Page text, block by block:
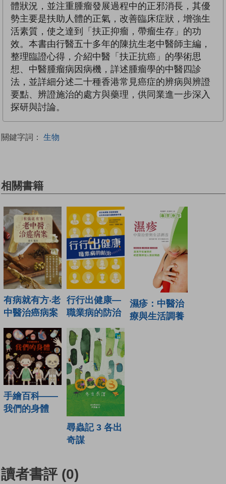
體狀況，並注重腫瘤發展過程中的正邪消長，其優
勢主要是扶助人體的正氣，改善臨床症狀，增強生
活素質，使之達到「扶正抑瘤，帶瘤生存」的功
效。本書由行醫五十多年的陳抗生老中醫師主編，
整理臨證心得，介紹中醫「扶正抗癌」的學術思
想、中醫腫瘤病因病機，詳述腫瘤學的中醫四診
法，並詳細分述二十種香港常見癌症的辨病與辨證
要點、辨證施治的處方與藥理，供同業進一步深入
探研與討論。
關鍵字詞： 生物
相關書籍
有病就有方‧老
中醫治癌病案
行行出健康—
職業病的防治
濕疹：中醫治
療與生活調養
手繪百科——
我們的身體
尋蟲記 3 各出
奇謀
讀者書評 (0)